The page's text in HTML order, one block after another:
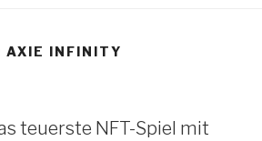
AXIE INFINITY
teuerste NFT-Spiel mit